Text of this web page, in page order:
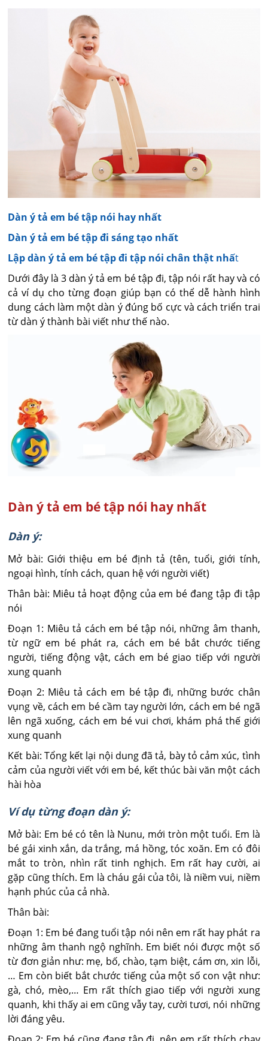
Dàn ý tả em bé tập nói hay nhất
Dàn ý tả em bé tập đi sáng tạo nhất
Lập dàn ý tả em bé tập đi tập nói chân thật nhất
Dưới đây là 3 dàn ý tả em bé tập đi, tập nói rất hay và có
cả ví dụ cho từng đoạn giúp bạn có thể dễ hành hình
dung cách làm một dàn ý đúng bố cực và cách triển trai
từ dàn ý thành bài viết như thế nào.
Dàn ý tả em bé tập nói hay nhất
Dàn ý:
Mở bài: Giới thiệu em bé định tả (tên, tuổi, giới tính,
ngoại hình, tính cách, quan hệ với người viết)
Thân bài: Miêu tả hoạt động của em bé đang tập đi tập
nói
Đoạn 1: Miêu tả cách em bé tập nói, những âm thanh,
từ ngữ em bé phát ra, cách em bé bắt chước tiếng
người, tiếng động vật, cách em bé giao tiếp với người
xung quanh
Đoạn 2: Miêu tả cách em bé tập đi, những bước chân
vụng về, cách em bé cầm tay người lớn, cách em bé ngã
lên ngã xuống, cách em bé vui chơi, khám phá thế giới
xung quanh
Kết bài: Tổng kết lại nội dung đã tả, bày tỏ cảm xúc, tình
cảm của người viết với em bé, kết thúc bài văn một cách
hài hòa
Ví dụ từng đoạn dàn ý:
Mở bài: Em bé có tên là Nunu, mới tròn một tuổi. Em là
bé gái xinh xắn, da trắng, má hồng, tóc xoăn. Em có đôi
mắt to tròn, nhìn rất tinh nghịch. Em rất hay cười, ai
gặp cũng thích. Em là cháu gái của tôi, là niềm vui, niềm
hạnh phúc của cả nhà.
Thân bài:
Đoạn 1: Em bé đang tuổi tập nói nên em rất hay phát ra
những âm thanh ngộ nghĩnh. Em biết nói được một số
từ đơn giản như: mẹ, bố, chào, tạm biệt, cám ơn, xin lỗi,
… Em còn biết bắt chước tiếng của một số con vật như:
gà, chó, mèo,… Em rất thích giao tiếp với người xung
quanh, khi thấy ai em cũng vẫy tay, cười tươi, nói những
lời đáng yêu.